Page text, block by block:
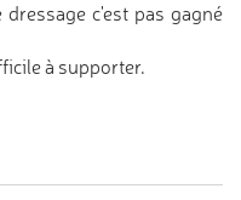
c'est pas gagné
à supporter.